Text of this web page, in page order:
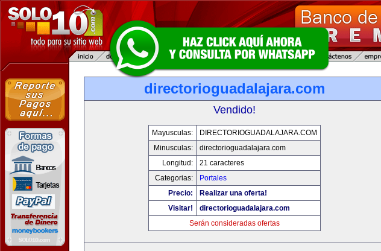
directorioguadalajara.com
Vendido!
Mayusculas:
DIRECTORIOGUADALAJARA.COM
Minusculas:
directorioguadalajara.com
Longitud:
21 caracteres
Categorias:
Portales
Precio:
Realizar una oferta!
Visitar!
directorioguadalajara.com
Serán consideradas ofertas